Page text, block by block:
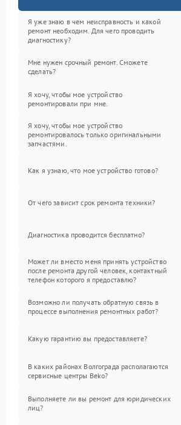
Я уже знаю в чем неисправность и какой
ремонт необходим. Для чего проводить
диагностику?
Мне нужен срочный ремонт. Сможете
сделать?
Я хочу, чтобы мое устройство
ремонтировали при мне.
Я хочу, чтобы мое устройство
ремонтировалось только оригинальными
запчастями.
Как я узнаю, что мое устройство готово?
От чего зависит срок ремонта техники?
Диагностика проводится бесплатно?
Может ли вместо меня принять устройство
после ремонта другой человек, контактный
телефон которого я предоставлю?
Возможно ли получать обратную связь в
процессе выполнения ремонтных работ?
Какую гарантию вы предоставляете?
В каких районах Волгограда располагаются
сервисные центры Beko?
Выполняете ли вы ремонт для юридических
лиц?